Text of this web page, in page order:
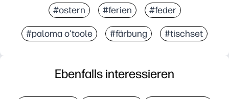
#ostern #ferien #feder
#paloma o'toole #färbung #tischset
Ebenfalls interessieren